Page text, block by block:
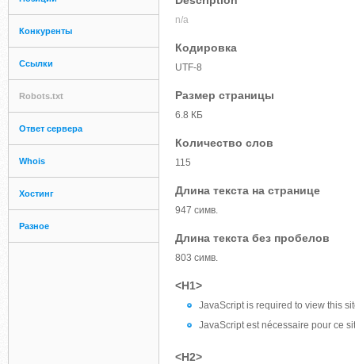
Конкуренты
Ссылки
Robots.txt
Ответ сервера
Whois
Хостинг
Разное
n/a
Кодировка
UTF-8
Размер страницы
6.8 КБ
Количество слов
115
Длина текста на странице
947 симв.
Длина текста без пробелов
803 симв.
<H1>
JavaScript is required to view this
JavaScript est nécessaire pour ce
<H2>